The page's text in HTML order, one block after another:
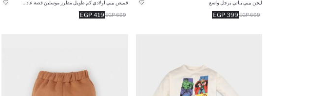
ليجن بيبي بناتي برجل واسع
399 EGP 699 EGP
419 EGP 699 EGP